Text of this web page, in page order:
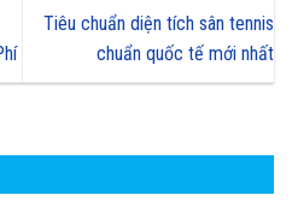
Tiêu chuẩn diện tích sân tennis
chuẩn quốc tế mới nhất